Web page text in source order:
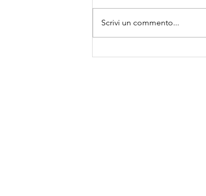
esponente di
Scrivi un commento...